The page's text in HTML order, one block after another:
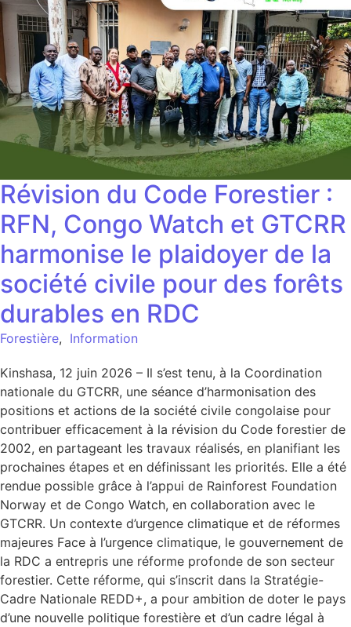
Révision du Code Forestier :
RFN, Congo Watch et GTCRR
harmonise le plaidoyer de la
société civile pour des forêts
durables en RDC
Forestière, Information
Kinshasa, 12 juin 2026 – Il s’est tenu, à la Coordination
nationale du GTCRR, une séance d’harmonisation des
positions et actions de la société civile congolaise pour
contribuer efficacement à la révision du Code forestier de
2002, en partageant les travaux réalisés, en planifiant les
prochaines étapes et en définissant les priorités. Elle a été
rendue possible grâce à l’appui de Rainforest Foundation
Norway et de Congo Watch, en collaboration avec le
GTCRR. Un contexte d’urgence climatique et de réformes
majeures Face à l’urgence climatique, le gouvernement de
la RDC a entrepris une réforme profonde de son secteur
forestier. Cette réforme, qui s’inscrit dans la Stratégie-
Cadre Nationale REDD+, a pour ambition de doter le pays
d’une nouvelle politique forestière et d’un cadre légal à